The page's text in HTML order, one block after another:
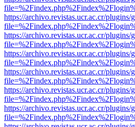
https://archivo.revistas.ucr.ac.cr/
https://archivo.revistas.ucr.ac.cr/
https://archivo.revistas.ucr.ac.cr/
https://archivo.revistas.ucr.ac.cr/
https://archivo.revistas.ucr.ac.cr/
https://archivo.revistas.ucr.ac.cr/